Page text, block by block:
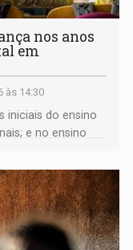
nos anos
em
às 14:30
iniciais do ensino
e no ensino